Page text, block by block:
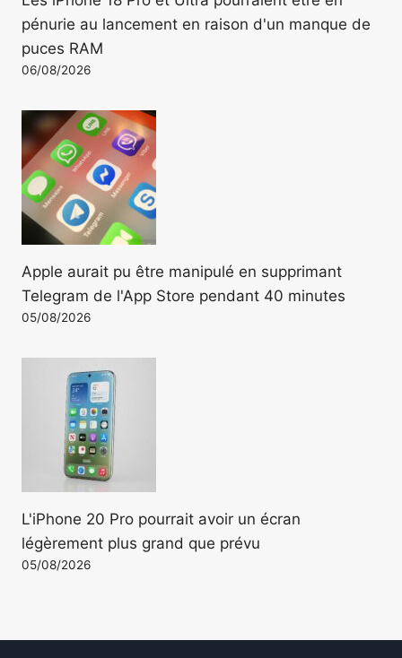
pénurie au lancement en raison d'un manque de
puces RAM
06/08/2026
Apple aurait pu être manipulé en supprimant
Telegram de l'App Store pendant 40 minutes
05/08/2026
L'iPhone 20 Pro pourrait avoir un écran
légèrement plus grand que prévu
05/08/2026